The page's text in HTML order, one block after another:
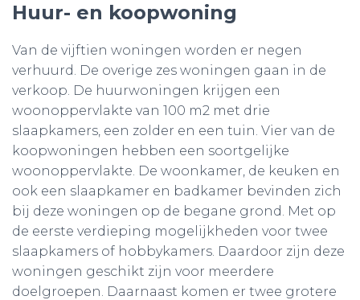
Huur- en koopwoning
Van de vijftien woningen worden er negen
verhuurd. De overige zes woningen gaan in de
verkoop. De huurwoningen krijgen een
woonoppervlakte van 100 m2 met drie
slaapkamers, een zolder en een tuin. Vier van de
koopwoningen hebben een soortgelijke
woonoppervlakte. De woonkamer, de keuken en
ook een slaapkamer en badkamer bevinden zich
bij deze woningen op de begane grond. Met op
de eerste verdieping mogelijkheden voor twee
slaapkamers of hobbykamers. Daardoor zijn deze
woningen geschikt zijn voor meerdere
doelgroepen. Daarnaast komen er twee grotere